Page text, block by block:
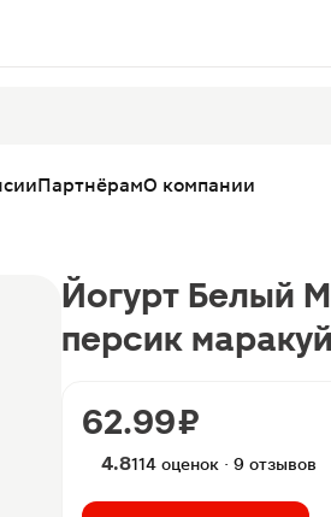
ПартнёрамО компании
Йогурт Белый
персик
62.99 ₽
4.8114 оценок · 9 отзывов